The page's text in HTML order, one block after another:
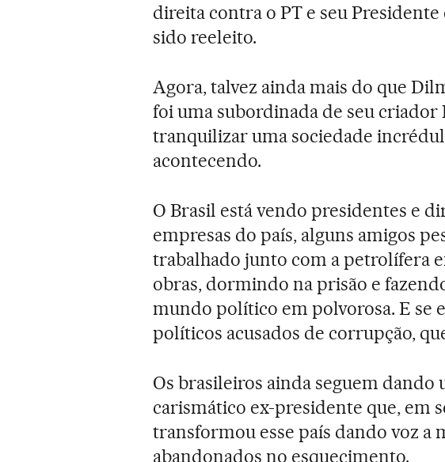
direita contra o PT e seu
sido reeleito.
Agora, talvez ainda mais do que
foi uma subordinada de seu criador
tranquilizar uma sociedade
acontecendo.
O Brasil está vendo presidentes e
empresas do país, alguns amigos
trabalhado junto com a petrolífera
obras, dormindo na prisão e
mundo político em polvorosa. E se
políticos acusados de corrupção,
Os brasileiros ainda seguem
carismático ex-presidente que, em
transformou esse país dando voz a
abandonados no esquecimento.